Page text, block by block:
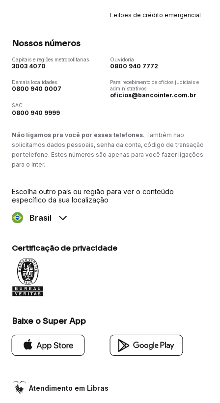
Leilões de crédito emergencial
Nossos números
Capitais e regiões metropolitanas
3003 4070
Demais localidades
0800 940 0007
SAC
0800 940 9999
Ouvidoria
0800 940 7772
Para recebimento de ofícios judiciais e
administrativos
oficios@bancointer.com.br
Não ligamos pra você por esses telefones. Também não
solicitamos dados pessoais, senha da conta, código de transação
por telefone. Estes números são apenas para você fazer ligações
para o Inter.
Escolha outro país ou região para ver o conteúdo
específico da sua localização
Brasil
Certificação de privacidade
Baixe o Super App
Atendimento em Libras